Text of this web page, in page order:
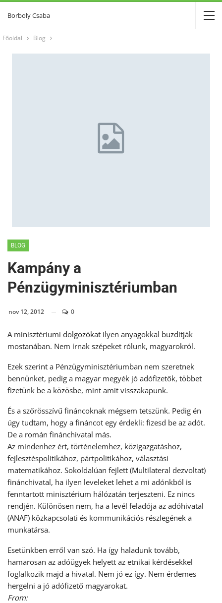
Borboly Csaba
Főoldal Blog
BLOG
Kampány a
Pénzügyminisztériumban
nov 12, 2012 0
A minisztériumi dolgozókat ilyen anyagokkal buzdítják
mostanában. Nem írnak szépeket rólunk, magyarokról.
Ezek szerint a Pénzügyminisztériumban nem szeretnek
bennünket, pedig a magyar megyék jó adófizetők, többet
fizetünk be a közösbe, mint amit visszakapunk.
És a szőrösszívű fináncoknak mégsem tetszünk. Pedig én
úgy tudtam, hogy a fináncot egy érdekli: fizesd be az adót.
De a román finánchivatal más.
Az mindenhez ért, történelemhez, közigazgatáshoz,
fejlesztéspolitikához, pártpolitikához, választási
matematikához. Sokoldalúan fejlett (Multilateral dezvoltat)
finánchivatal, ha ilyen leveleket lehet a mi adónkból is
fenntartott minisztérium hálózatán terjeszteni. Ez nincs
rendjén. Különösen nem, ha a levél feladója az adóhivatal
(ANAF) közkapcsolati és kommunikációs részlegének a
munkatársa.
Esetünkben erről van szó. Ha így haladunk tovább,
hamarosan az adóügyek helyett az etnikai kérdésekkel
foglalkozik majd a hivatal. Nem jó ez így. Nem érdemes
hergelni a jó adófizető magyarokat.
From: